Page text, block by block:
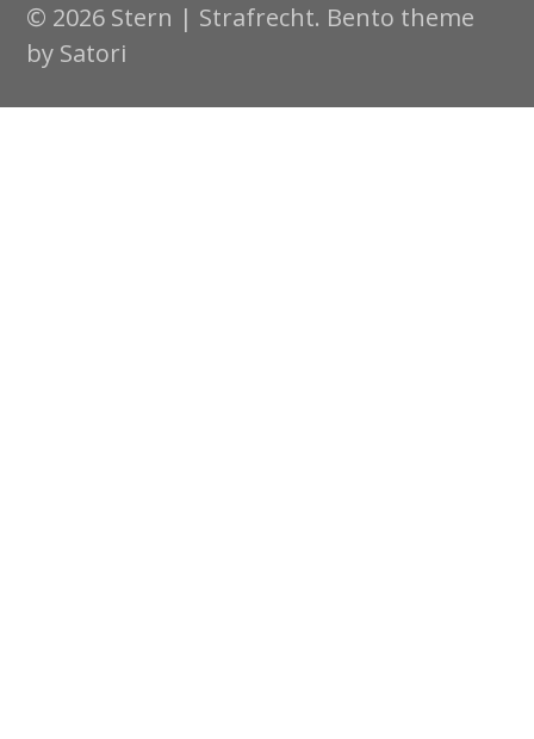
© 2026 Stern | Strafrecht. Bento theme
by Satori